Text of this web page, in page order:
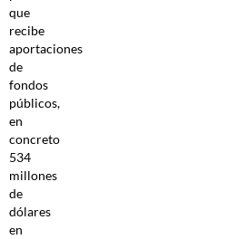
que
recibe
aportaciones
de
fondos
públicos,
en
concreto
534
millones
de
dólares
en